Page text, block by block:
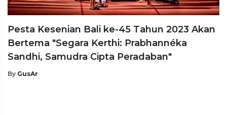
Pesta Kesenian Bali ke-45 Tahun 2023 Akan
Bertema "Segara Kerthi: Prabhannéka
Sandhi, Samudra Cipta Peradaban"
By GusAr